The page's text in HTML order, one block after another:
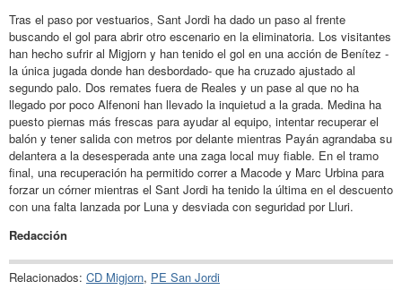
Tras el paso por vestuarios, Sant Jordi ha dado un paso al frente
buscando el gol para abrir otro escenario en la eliminatoria. Los visitantes
han hecho sufrir al Migjorn y han tenido el gol en una acción de Benítez -
la única jugada donde han desbordado- que ha cruzado ajustado al
segundo palo. Dos remates fuera de Reales y un pase al que no ha
llegado por poco Alfenoni han llevado la inquietud a la grada. Medina ha
puesto piernas más frescas para ayudar al equipo, intentar recuperar el
balón y tener salida con metros por delante mientras Payán agrandaba su
delantera a la desesperada ante una zaga local muy fiable. En el tramo
final, una recuperación ha permitido correr a Macode y Marc Urbina para
forzar un córner mientras el Sant Jordi ha tenido la última en el descuento
con una falta lanzada por Luna y desviada con seguridad por Lluri.
Redacción
Relacionados: CD Migjorn, PE San Jordi